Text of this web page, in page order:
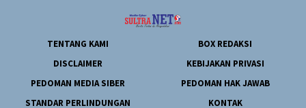
TENTANG KAMI
BOX REDAKSI
DISCLAIMER
KEBIJAKAN PRIVASI
PEDOMAN MEDIA SIBER
PEDOMAN HAK JAWAB
STANDAR PERLINDUNGAN
KONTAK